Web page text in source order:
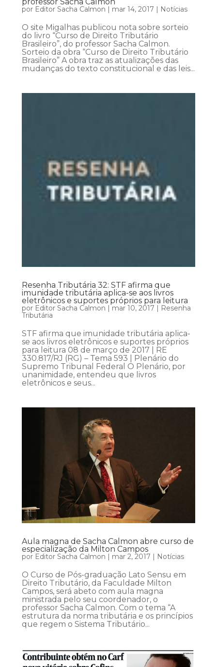
professor Sacha Calmon
por Editor Sacha Calmon mar 14, 2017 Notícias
O site Migalhas publicou nota sobre sorteio
do livro “Curso de Direito Tributário
Brasileiro”, do professor Sacha Calmon.
Sorteio da obra “Curso de Direito Tributário
Brasileiro” A obra traz as atualizações das
mudanças do texto constitucional e das leis...
Resenha Tributária 32: STF afirma que
imunidade tributária aplica-se aos livros
eletrônicos e suportes próprios para leitura
por Editor Sacha Calmon | mar 10, 2017 | Resenha
Tributária
STF afirma que imunidade tributária aplica-
se aos livros eletrônicos e suportes próprios
para leitura 08 de março de 2017 | RE
330.817/RJ (RG) – Tema 593 | Plenário do
Supremo Tribunal Federal O Plenário, por
unanimidade, entendeu que livros
eletrônicos e seus...
Aula magna de Sacha Calmon abre curso de
especialização da Milton Campos
por Editor Sacha Calmon | mar 2, 2017 | Notícias
O Curso de Pós-graduação Lato Sensu em
Direito Tributário, da Faculdade Milton
Campos, será abeto com aula magna
ministrada pelo seu coordenador, o
professor Sacha Calmon. Com o tema “A
estrutura da norma tributária e os princípios
que regem o Sistema Tributário...